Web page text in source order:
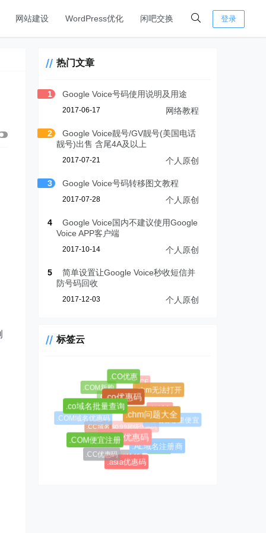
网站建设 WordPress优化 闲吧交换 登录
热门文章
1 Google Voice号码使用说明及用途
2017-06-17 网络教程
2
Google Voice靓号/GV靓号(美国电话
靓号)出售 含尾4A及以上
2017-07-21 个人原创
3 Google Voice号码转移图文教程
2017-07-28 个人原创
4
Google Voice国内不建议使用Google
Voice APP客户端
2017-10-14 个人原创
5
简单设置让Google Voice秒收短信并
防号码回收
2017-12-03 个人原创
标签云
#1045
#1146
$0.99超级优惠码
.AL域名
.AL域名哪里便宜
.AL域名注册商
.asia优惠码
.CC优惠码
.CC域名
.CC域名注册
.CF
.chm无法打开
.chm问题大全
.COM优惠码
.COM便宜注册
.COM域名优惠码
.COM新购
.CO优惠
.co优惠码
.co域名批量查询